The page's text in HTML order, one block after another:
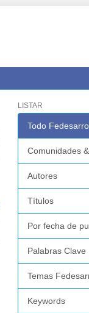
LISTAR
Todo
Comunidades
Autores
Títulos
Por fecha de
Palabras Clave
Temas
Keywords